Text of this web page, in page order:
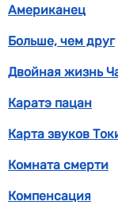
Американец
Больше, чем друг
Двойная жизнь
Каратэ пацан
Карта звуков
Комната смерти
Компенсация